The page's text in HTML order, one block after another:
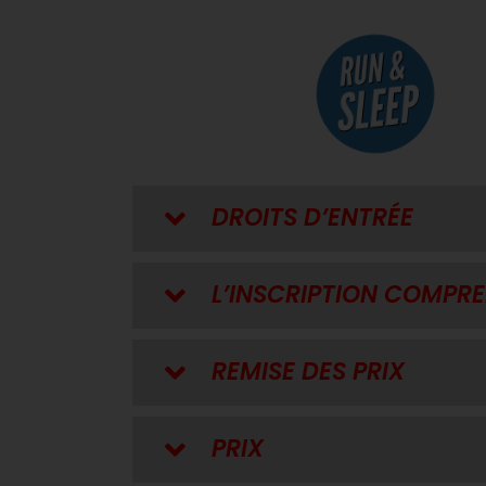
DROITS D’ENTRÉE
L’INSCRIPTION
REMISE DES PRIX
PRIX